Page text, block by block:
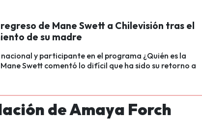
de Mane Swett a Chilevisión tras el
de su madre
y participante en el programa ¿Quién es la
Swett comentó lo difícil que ha sido su retorno a
de Amaya Forch